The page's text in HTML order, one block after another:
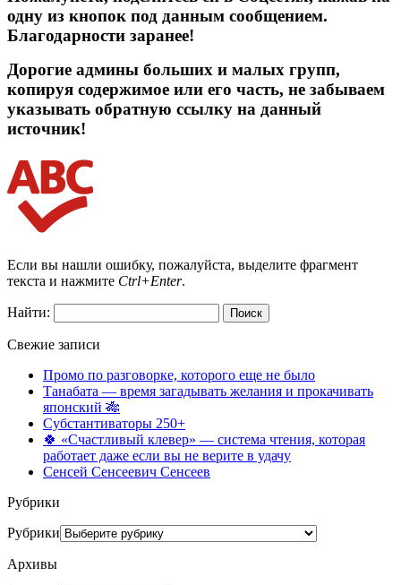
одну из кнопок под данным сообщением.
Благодарности заранее!
Дорогие админы больших и малых групп,
копируя содержимое или его часть, не забываем
указывать обратную ссылку на данный
источник!
Если вы нашли ошибку, пожалуйста, выделите фрагмент
текста и нажмите Ctrl+Enter.
Найти:
Свежие записи
Промо по разговорке, которого еще не было
Танабата — время загадывать желания и прокачивать
японский 🎋
Субстантиваторы 250+
🍀 «Счастливый клевер» — система чтения, которая
работает даже если вы не верите в удачу
Сенсей Сенсеевич Сенсеев
Рубрики
Рубрики
Архивы